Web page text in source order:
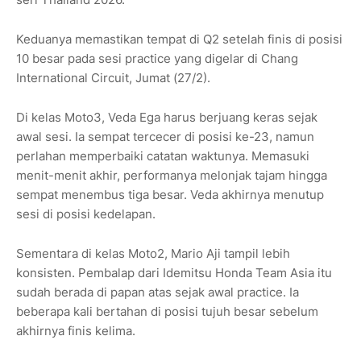
Keduanya memastikan tempat di Q2 setelah finis di posisi
10 besar pada sesi practice yang digelar di Chang
International Circuit, Jumat (27/2).
Di kelas Moto3, Veda Ega harus berjuang keras sejak
awal sesi. Ia sempat tercecer di posisi ke-23, namun
perlahan memperbaiki catatan waktunya. Memasuki
menit-menit akhir, performanya melonjak tajam hingga
sempat menembus tiga besar. Veda akhirnya menutup
sesi di posisi kedelapan.
Sementara di kelas Moto2, Mario Aji tampil lebih
konsisten. Pembalap dari Idemitsu Honda Team Asia itu
sudah berada di papan atas sejak awal practice. Ia
beberapa kali bertahan di posisi tujuh besar sebelum
akhirnya finis kelima.